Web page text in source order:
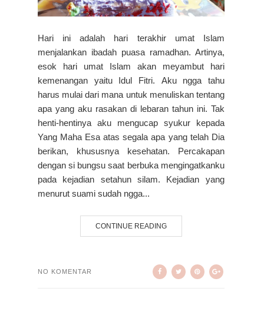
Hari ini adalah hari terakhir umat Islam
menjalankan ibadah puasa ramadhan. Artinya,
esok hari umat Islam akan meyambut hari
kemenangan yaitu Idul Fitri. Aku ngga tahu
harus mulai dari mana untuk menuliskan tentang
apa yang aku rasakan di lebaran tahun ini. Tak
henti-hentinya aku mengucap syukur kepada
Yang Maha Esa atas segala apa yang telah Dia
berikan, khususnya kesehatan. Percakapan
dengan si bungsu saat berbuka mengingatkanku
pada kejadian setahun silam. Kejadian yang
menurut suami sudah ngga...
CONTINUE READING
NO KOMENTAR